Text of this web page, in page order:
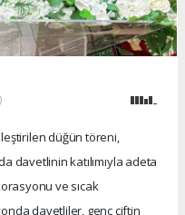
düğün töreni,
davetlinin katılımıyla adeta
ve sıcak
davetliler, genç çiftin